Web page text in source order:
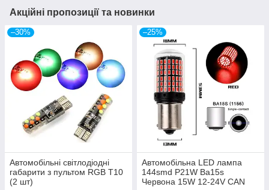
Акційні пропозиції та новинки
–30%
Автомобільні світлодіодні
габарити з пультом RGB T10
(2 шт)
–25%
Автомобільна LED лампа
144smd P21W Ba15s
Червона 15W 12-24V CAN